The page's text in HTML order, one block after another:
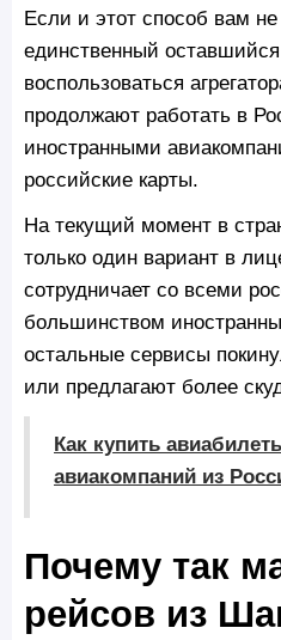
Если и этот способ вам
единственный
воспользоваться
продолжают работать в
иностранными
российские карты.
На текущий момент в
только один вариант в
сотрудничает со всеми
большинством
остальные сервисы
или предлагают более
Как купить
авиакомпаний из
Почему так
рейсов из